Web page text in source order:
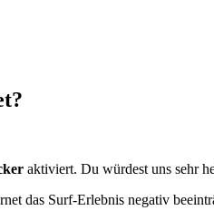
aktiviert. Du würdest uns sehr
das Surf-Erlebnis negativ